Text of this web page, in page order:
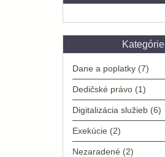
Kategórie
Dane a poplatky (7)
Dedičské právo (1)
Digitalizácia služieb (6)
Exekúcie (2)
Nezaradené (2)